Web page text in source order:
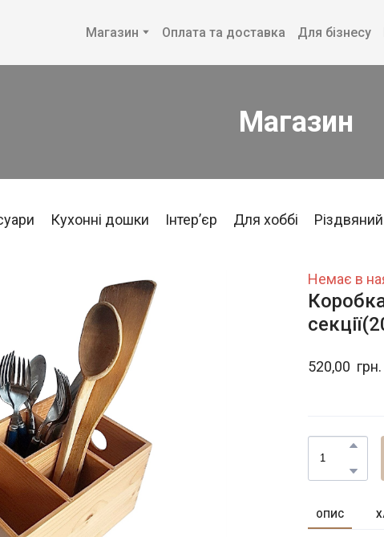
Магазин Оплата та доставка Для бізнесу
Магазин
Кухонні дошки Інтерʼєр Для хоббі
Немає в
520,00  грн.
ОПИС